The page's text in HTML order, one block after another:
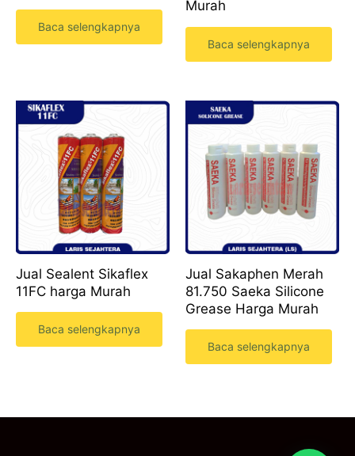
Baca selengkapnya
Murah
Baca selengkapnya
Jual Sealent Sikaflex
11FC harga Murah
Baca selengkapnya
Jual Sakaphen Merah
81.750 Saeka Silicone
Grease Harga Murah
Baca selengkapnya